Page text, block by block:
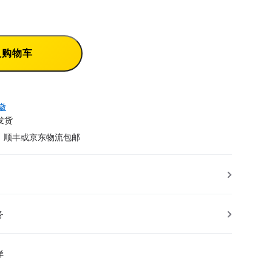
物车
货
顺丰或京东物流包邮